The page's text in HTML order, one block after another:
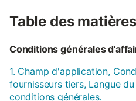
Table des matières
Conditions générales
1. Champ d'application,
fournisseurs tiers, Langue
conditions générales.